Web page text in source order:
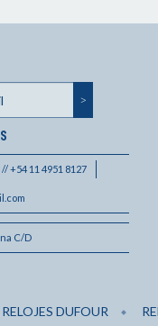
+54 11 4951 8127
C/D
RELOJES DUFOUR